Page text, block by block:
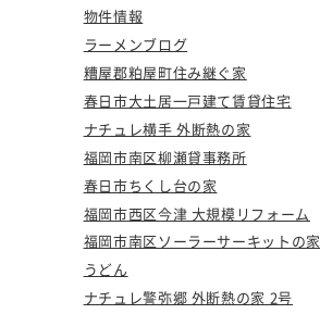
物件情報
ラーメンブログ
糟屋郡粕屋町住み継ぐ家
春日市大土居一戸建て賃貸住宅
ナチュレ横手 外断熱の家
福岡市南区柳瀬貸事務所
春日市ちくし台の家
福岡市西区今津 大規模リフォーム
福岡市南区ソーラーサーキットの家
うどん
ナチュレ警弥郷 外断熱の家 2号